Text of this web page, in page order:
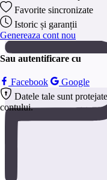
Salveaza
Favorite sincronizate
Istoric și garanții
Genereaza cont nou
Sau autentificare cu
Facebook
Google
Datele tale sunt
contului.